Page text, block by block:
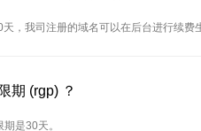
，我司注册的域名可以在后台进行续费
期 (rgp) ？
是30天。